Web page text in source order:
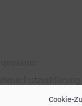
Cookie-